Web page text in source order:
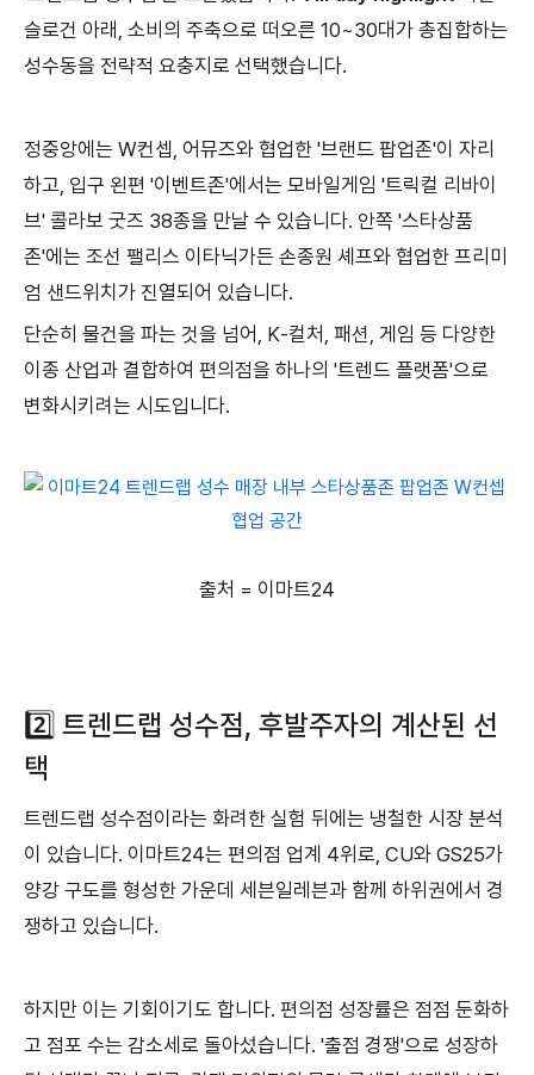
슬로건 아래, 소비의 주축으로 떠오른 10~30대가 총집합하는
성수동을 전략적 요충지로 선택했습니다.
정중앙에는 W컨셉, 어뮤즈와 협업한 '브랜드 팝업존'이 자리
하고, 입구 왼편 '이벤트존'에서는 모바일게임 '트릭컬 리바이
브' 콜라보 굿즈 38종을 만날 수 있습니다. 안쪽 '스타상품
존'에는 조선 팰리스 이타닉가든 손종원 셰프와 협업한 프리미
엄 샌드위치가 진열되어 있습니다.
단순히 물건을 파는 것을 넘어, K-컬처, 패션, 게임 등 다양한
이종 산업과 결합하여 편의점을 하나의 '트렌드 플랫폼'으로
변화시키려는 시도입니다.
출처 = 이마트24
2️⃣ 트렌드랩 성수점, 후발주자의 계산된 선
택
트렌드랩 성수점이라는 화려한 실험 뒤에는 냉철한 시장 분석
이 있습니다. 이마트24는 편의점 업계 4위로, CU와 GS25가
양강 구도를 형성한 가운데 세븐일레븐과 함께 하위권에서 경
쟁하고 있습니다.
하지만 이는 기회이기도 합니다. 편의점 성장률은 점점 둔화하
고 점포 수는 감소세로 돌아섰습니다. '출점 경쟁'으로 성장하